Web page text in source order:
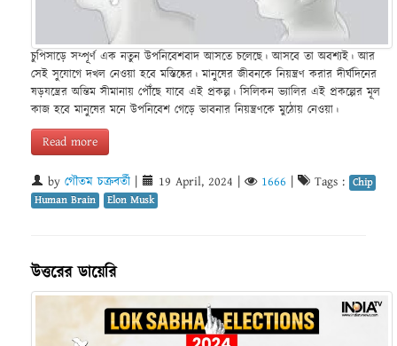
চুপিসাড়ে সম্পূর্ণ এক নতুন উপনিবেশবাদ আসতে চলেছে। আসবে তা অবশ্যই। আর
সেই সুযোগে দখল নেওয়া হবে মস্তিষ্কের। মানুষের জীবনকে নিয়ন্ত্রণ করার দীর্ঘদিনের
ষড়যন্ত্রের অন্তিম সীমানায় পৌঁছে যাবে এই প্রকল্প। সিলিকন ভ্যালির এই প্রকল্পের মূল
কাজ হবে মানুষের মনে উপনিবেশ গেড়ে ভাবনার নিয়ন্ত্রণকে মুঠোয় নেওয়া।
Read more
by গৌতম চক্রবর্তী | 19 April, 2024 | 1666 | Tags : Chip
Human Brain
Elon Musk
উত্তরের ডায়েরি